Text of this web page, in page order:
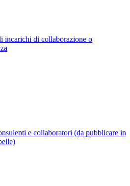
incarichi di collaborazione o
e collaboratori (da pubblicare in